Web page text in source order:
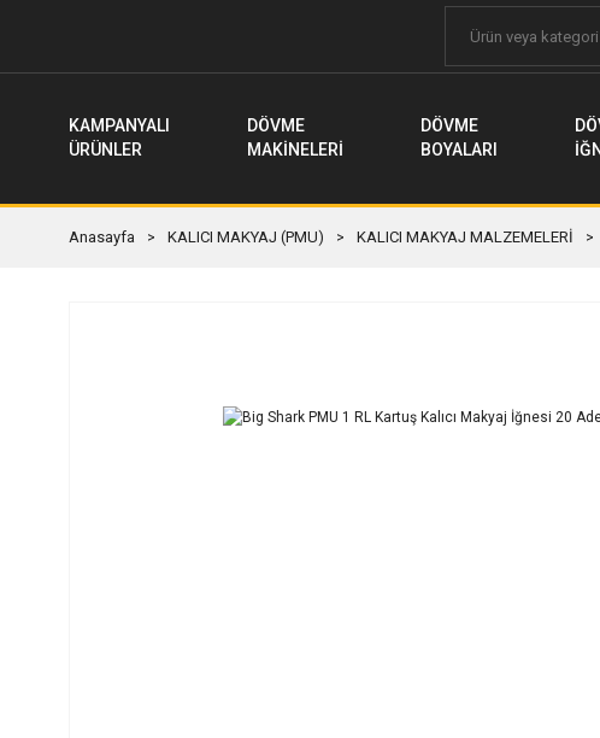
KAMPANYALI
ÜRÜNLER
DÖVME
MAKİNELERİ
DÖVME
BOYALARI
Anasayfa KALICI MAKYAJ (PMU) KALICI MAKYAJ MALZEMELERİ